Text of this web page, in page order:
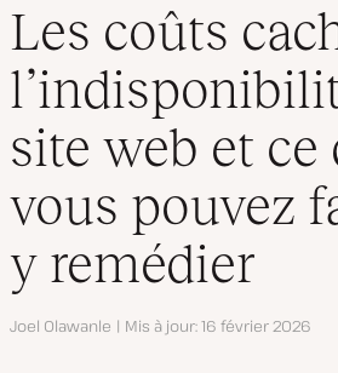
Contact
Les coûts
site web et ce
vous pouvez
y remédier
Auteur
Joel Olawanle Mis à jour 16 février 2026